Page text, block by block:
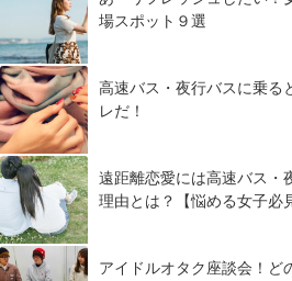
場スポット９選
高速バス・夜行バスに乗る
レだ！
遠距離恋愛には高速バス・
理由とは？【悩める女子必
アイドルオタク座談会！ど